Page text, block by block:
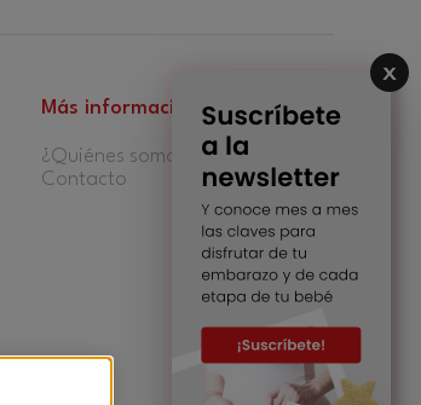
Más información
¿Quiénes somos?
Contacto